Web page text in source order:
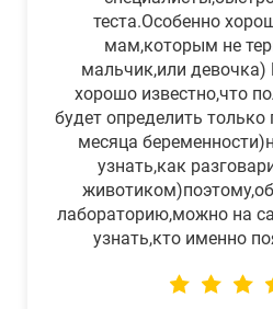
теста.Особенно
мам,которым не
мальчик,или
хорошо известно,что
будет определить только
месяца
узнать,как
лабораторию,можно на
узнать,кто именно